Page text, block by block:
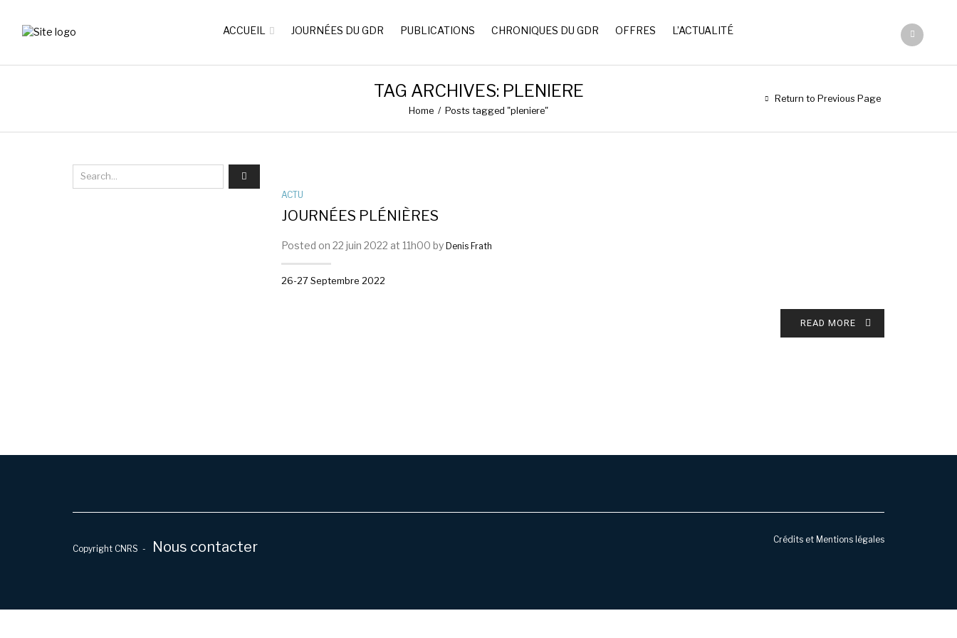
ACCUEIL JOURNÉES DU GDR PUBLICATIONS CHRONIQUES DU GDR OFFRES L’ACTUALITÉ
TAG ARCHIVES: PLENIERE
Home / Posts tagged "pleniere"
Return to Previous Page
ACTU
JOURNÉES PLÉNIÈRES
Posted on 22 juin 2022 at 11h00 by Denis Frath
26-27 Septembre 2022
READ MORE
Copyright CNRS - Nous contacter Crédits et Mentions légales